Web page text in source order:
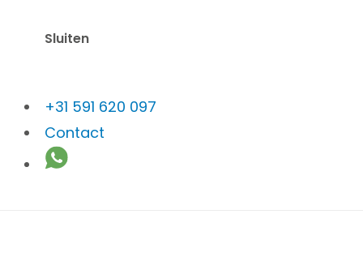
Sluiten
+31 591 620 097
Contact
Vraagprijs: € 435.000,- k.k.